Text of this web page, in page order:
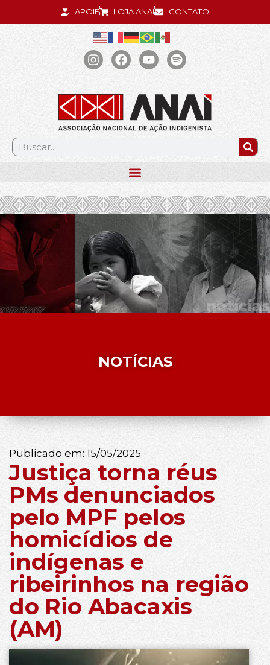
APOIE LOJA ANAÍ CONTATO
.
NOTÍCIAS
Publicado em: 15/05/2025
Justiça torna réus
PMs denunciados
pelo MPF pelos
homicídios de
indígenas e
ribeirinhos na região
do Rio Abacaxis
(AM)